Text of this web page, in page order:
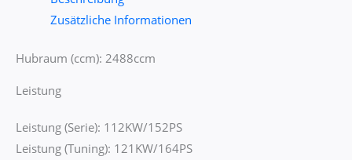
Zusätzliche Informationen
Hubraum (ccm): 2488ccm
Leistung
Leistung (Serie): 112KW/152PS
Leistung (Tuning): 121KW/164PS